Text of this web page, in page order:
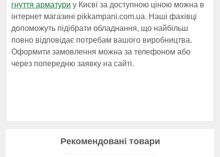
гнуття арматури у Києві за доступною ціною можна в
інтернет магазині pikkampani.com.ua. Наші фахівці
допоможуть підібрати обладнання, що найбільш
повно відповідає потребам вашого виробництва.
Оформити замовлення можна за телефоном або
через попередню заявку на сайті.
Рекомендовані товари